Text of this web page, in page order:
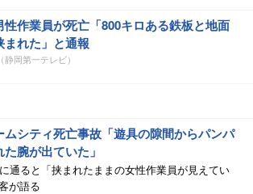
性作業員が死亡「800キロある鉄板と地面
まれた」と通報
静岡第一テレビ）
ムシティ死亡事故「遊具の隙間からパンパ
腕が出ていた」
通ると「挟まれたままの女性作業員が見えてい
が語る